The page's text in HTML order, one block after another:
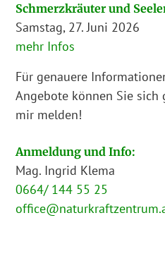
Schmerzkräuter und
Samstag, 27. Juni 2026
mehr Infos
Für genauere
Angebote können Sie sich
mir melden!
Anmeldung und Info:
Mag. Ingrid Klema
0664/ 144 55 25